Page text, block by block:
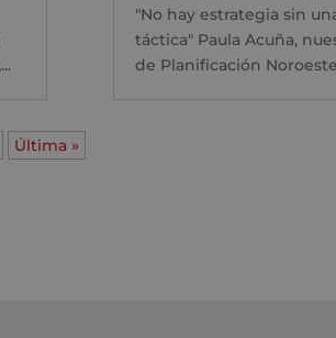
"No hay estrategia sin
táctica" Paula Acuña,
de Planificación
Última »